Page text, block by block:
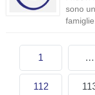
sono
famiglie.
1 …
112